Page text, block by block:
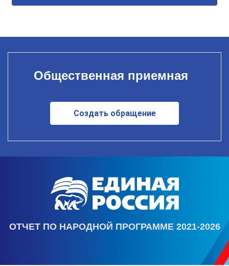
Общественная приемная
Создать обращение
ОТЧЕТ ПО НАРОДНОЙ ПРОГРАММЕ 2021-2026